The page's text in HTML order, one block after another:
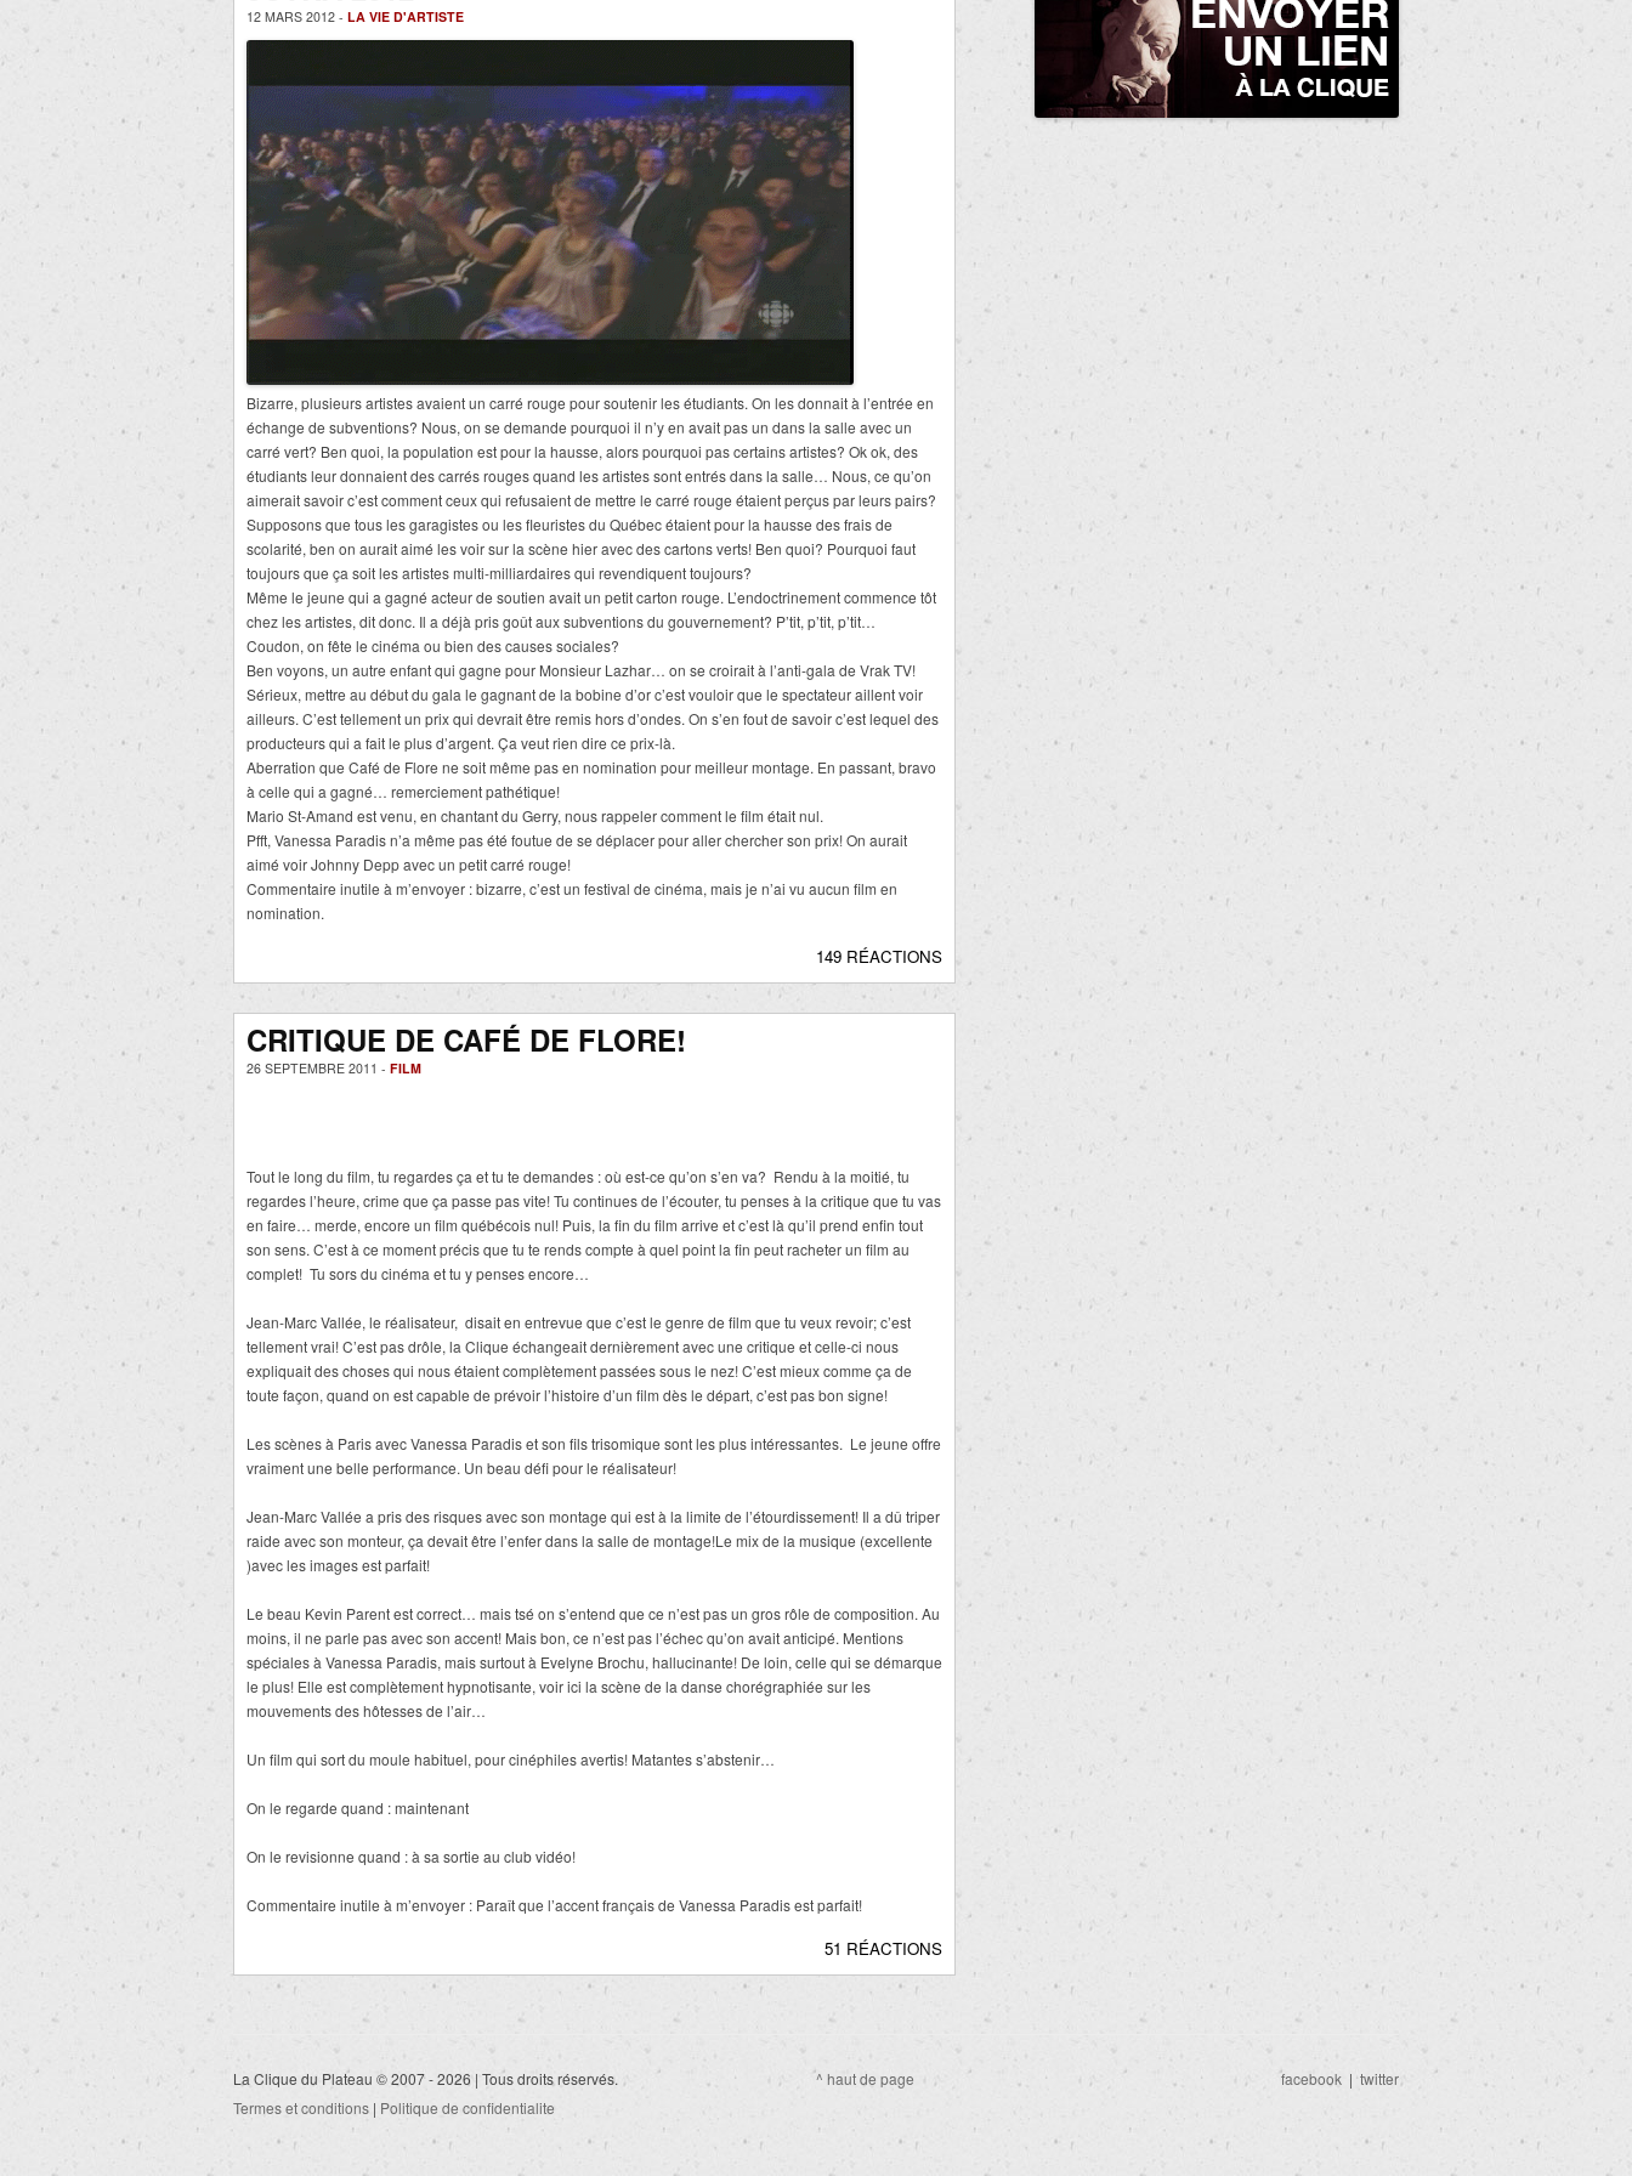
12 MARS 2012 - LA VIE D'ARTISTE
Bizarre, plusieurs artistes avaient un carré rouge pour soutenir les étudiants. On les donnait à l’entrée en
échange de subventions? Nous, on se demande pourquoi il n’y en avait pas un dans la salle avec un
carré vert? Ben quoi, la population est pour la hausse, alors pourquoi pas certains artistes? Ok ok, des
étudiants leur donnaient des carrés rouges quand les artistes sont entrés dans la salle… Nous, ce qu’on
aimerait savoir c’est comment ceux qui refusaient de mettre le carré rouge étaient perçus par leurs pairs?
Supposons que tous les garagistes ou les fleuristes du Québec étaient pour la hausse des frais de
scolarité, ben on aurait aimé les voir sur la scène hier avec des cartons verts! Ben quoi? Pourquoi faut
toujours que ça soit les artistes multi-milliardaires qui revendiquent toujours?
Même le jeune qui a gagné acteur de soutien avait un petit carton rouge. L’endoctrinement commence tôt
chez les artistes, dit donc. Il a déjà pris goût aux subventions du gouvernement? P’tit, p’tit, p’tit…
Coudon, on fête le cinéma ou bien des causes sociales?
Ben voyons, un autre enfant qui gagne pour Monsieur Lazhar… on se croirait à l’anti-gala de Vrak TV!
Sérieux, mettre au début du gala le gagnant de la bobine d’or c’est vouloir que le spectateur aillent voir
ailleurs. C’est tellement un prix qui devrait être remis hors d’ondes. On s’en fout de savoir c’est lequel des
producteurs qui a fait le plus d’argent. Ça veut rien dire ce prix-là.
Aberration que Café de Flore ne soit même pas en nomination pour meilleur montage. En passant, bravo
à celle qui a gagné… remerciement pathétique!
Mario St-Amand est venu, en chantant du Gerry, nous rappeler comment le film était nul.
Pfft, Vanessa Paradis n’a même pas été foutue de se déplacer pour aller chercher son prix! On aurait
aimé voir Johnny Depp avec un petit carré rouge!
Commentaire inutile à m’envoyer : bizarre, c’est un festival de cinéma, mais je n’ai vu aucun film en
nomination.
149 RÉACTIONS
CRITIQUE DE CAFÉ DE FLORE!
26 SEPTEMBRE 2011 - FILM
Tout le long du film, tu regardes ça et tu te demandes : où est-ce qu’on s’en va? Rendu à la moitié, tu
regardes l’heure, crime que ça passe pas vite! Tu continues de l’écouter, tu penses à la critique que tu vas
en faire… merde, encore un film québécois nul! Puis, la fin du film arrive et c’est là qu’il prend enfin tout
son sens. C’est à ce moment précis que tu te rends compte à quel point la fin peut racheter un film au
complet! Tu sors du cinéma et tu y penses encore…
Jean-Marc Vallée, le réalisateur, disait en entrevue que c’est le genre de film que tu veux revoir; c’est
tellement vrai! C’est pas drôle, la Clique échangeait dernièrement avec une critique et celle-ci nous
expliquait des choses qui nous étaient complètement passées sous le nez! C’est mieux comme ça de
toute façon, quand on est capable de prévoir l’histoire d’un film dès le départ, c’est pas bon signe!
Les scènes à Paris avec Vanessa Paradis et son fils trisomique sont les plus intéressantes. Le jeune offre
vraiment une belle performance. Un beau défi pour le réalisateur!
Jean-Marc Vallée a pris des risques avec son montage qui est à la limite de l’étourdissement! Il a dû triper
raide avec son monteur, ça devait être l’enfer dans la salle de montage!Le mix de la musique (excellente
)avec les images est parfait!
Le beau Kevin Parent est correct… mais tsé on s’entend que ce n’est pas un gros rôle de composition. Au
moins, il ne parle pas avec son accent! Mais bon, ce n’est pas l’échec qu’on avait anticipé. Mentions
spéciales à Vanessa Paradis, mais surtout à Evelyne Brochu, hallucinante! De loin, celle qui se démarque
le plus! Elle est complètement hypnotisante, voir ici la scène de la danse chorégraphiée sur les
mouvements des hôtesses de l’air…
Un film qui sort du moule habituel, pour cinéphiles avertis! Matantes s’abstenir…
On le regarde quand : maintenant
On le revisionne quand : à sa sortie au club vidéo!
Commentaire inutile à m’envoyer : Paraît que l’accent français de Vanessa Paradis est parfait!
51 RÉACTIONS
La Clique du Plateau © 2007 - 2026 | Tous droits réservés.
Termes et conditions | Politique de confidentialite
^ haut de page facebook |twitter